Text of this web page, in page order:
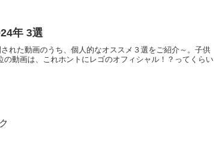
年 3選
れた動画のうち、個人的なオススメ３選をご紹介～。子供
動画は、これホントにレゴのオフィシャル！？ってくらい